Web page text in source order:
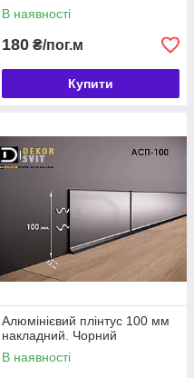
В наявності
180 ₴/пог.м
Купити
Алюмінієвий плінтус 100 мм
накладний. Чорний
В наявності